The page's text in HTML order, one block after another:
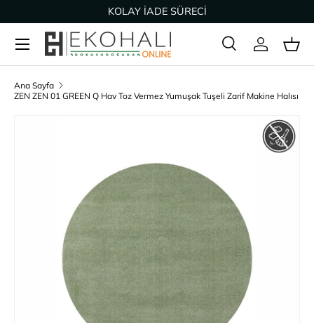
İçeriğe geç
KOLAY İADE SÜRECİ
Arama
Ürün türü
Ara Giriş Yap
Ana Sayfa
ZEN ZEN 01 GREEN Q Hav Toz Vermez Yumuşak Tuşeli Zarif Makine Halısı